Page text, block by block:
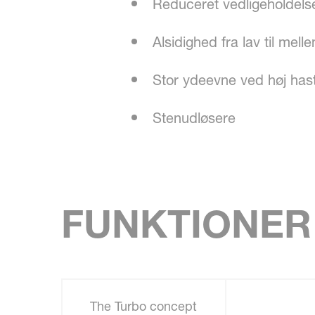
Reduceret
Alsidighed fra lav til
Stor ydeevne ved høj
Stenudløsere
FUNKTIONER
The Turbo concept